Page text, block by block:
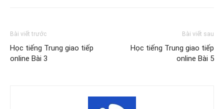
Bài viết trước
Học tiếng Trung giao tiếp
online Bài 3
Bài viết sau
Học tiếng Trung giao tiếp
online Bài 5